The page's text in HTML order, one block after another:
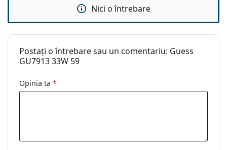
Altele
Categorie:
Utilizare:
Modă
Nici o întrebare
Postați o întrebare sau un comentariu: Guess
GU7913 33W 59
Opinia ta *